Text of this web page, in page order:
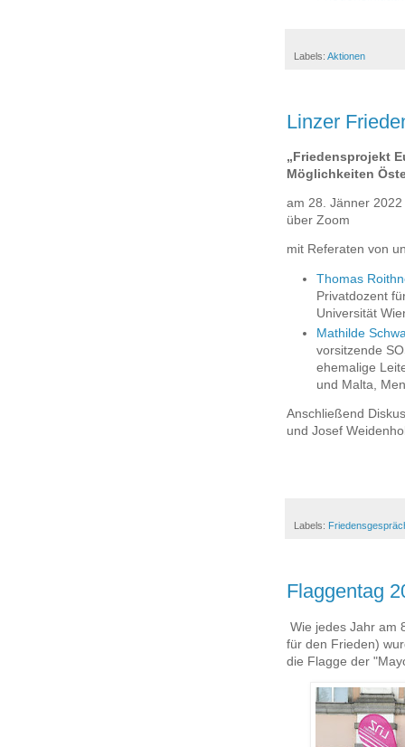
Labels: Aktionen
Linzer
„Friedensprojekt
Möglichkeiten
am 28. Jänner
über Zoom
mit Referaten von
Thomas
Privatdozent
Universität
Mathilde
vorsitzende
ehemalige
und Malta,
Anschließend
und Josef
Labels:
Flaggentag
Wie jedes Jahr am
für den Frieden)
die Flagge der